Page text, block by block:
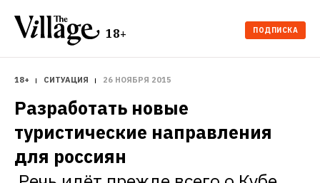
18+ ПОДПИСКА
18+ СИТУАЦИЯ 26 НОЯБРЯ 2015
Разработать новые
туристические направления